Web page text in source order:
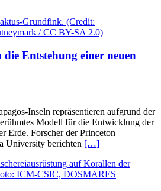
die Entstehung einer neuen
Inseln repräsentieren aufgrund der
Modell für die Entwicklung der
Erde. Forscher der Princeton
University berichten […]